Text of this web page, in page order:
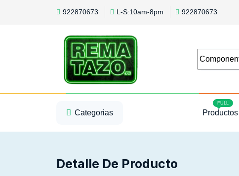
922870673 L-S:10am-8pm 922870673
Categorias
Productos
FULL
Detalle De Producto